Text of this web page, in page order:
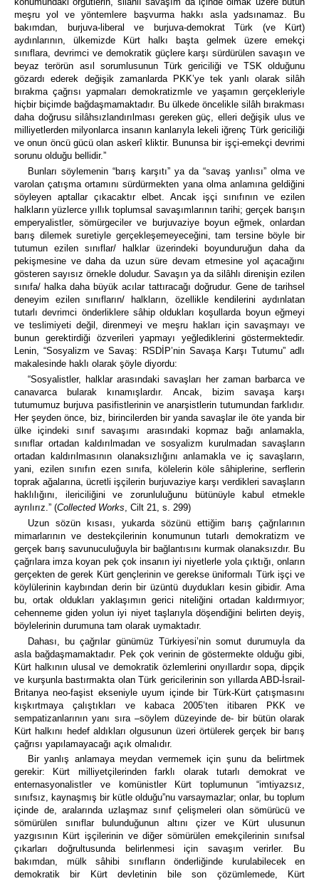
meşru yol ve yöntemlere başvurma hakkı asla yadsınamaz. Bu
bakımdan, burjuva-liberal ve burjuva-demokrat Türk (ve Kürt)
aydınlarının, ülkemizde Kürt halkı başta gelmek üzere emekçi
sınıflara, devrimci ve demokratik güçlere karşı sürdürülen savaşın ve
beyaz terörün asıl sorumlusunun Türk gericiliği ve TSK olduğunu
gözardı ederek değişik zamanlarda PKK’ye tek yanlı olarak silâh
bırakma çağrısı yapmaları demokratizmle ve yaşamın gerçekleriyle
hiçbir biçimde bağdaşmamaktadır. Bu ülkede öncelikle silâh bırakması
daha doğrusu silâhsızlandırılması gereken güç, elleri değişik ulus ve
milliyetlerden milyonlarca insanın kanlarıyla lekeli iğrenç Türk gericiliği
ve onun öncü gücü olan askerî kliktir. Bununsa bir işçi-emekçi devrimi
sorunu olduğu bellidir.”
Bunları söylemenin “barış karşıtı” ya da “savaş yanlısı” olma ve
varolan çatışma ortamını sürdürmekten yana olma anlamına geldiğini
söyleyen aptallar çıkacaktır elbet. Ancak işçi sınıfının ve ezilen
halkların yüzlerce yıllık toplumsal savaşımlarının tarihi; gerçek barışın
emperyalistler, sömürgeciler ve burjuvaziye boyun eğmek, onlardan
barış dilemek suretiyle gerçekleşemeyeceğini, tam tersine böyle bir
tutumun ezilen sınıflar/ halklar üzerindeki boyunduruğun daha da
pekişmesine ve daha da uzun süre devam etmesine yol açacağını
gösteren sayısız örnekle doludur. Savaşın ya da silâhlı direnişin ezilen
sınıfa/ halka daha büyük acılar tattıracağı doğrudur. Gene de tarihsel
deneyim ezilen sınıfların/ halkların, özellikle kendilerini aydınlatan
tutarlı devrimci önderliklere sâhip oldukları koşullarda boyun eğmeyi
ve teslimiyeti değil, direnmeyi ve meşru hakları için savaşmayı ve
bunun gerektirdiği özverileri yapmayı yeğlediklerini göstermektedir.
Lenin, “Sosyalizm ve Savaş: RSDİP’nin Savaşa Karşı Tutumu” adlı
makalesinde haklı olarak şöyle diyordu:
“Sosyalistler, halklar arasındaki savaşları her zaman barbarca ve
canavarca bularak kınamışlardır. Ancak, bizim savaşa karşı
tutumumuz burjuva pasifistlerinin ve anarşistlerin tutumundan farklıdır.
Her şeyden önce, biz, birincilerden bir yanda savaşlar ile öte yanda bir
ülke içindeki sınıf savaşımı arasındaki kopmaz bağı anlamakla,
sınıflar ortadan kaldırılmadan ve sosyalizm kurulmadan savaşların
ortadan kaldırılmasının olanaksızlığını anlamakla ve iç savaşların,
yani, ezilen sınıfın ezen sınıfa, kölelerin köle sâhiplerine, serflerin
toprak ağalarına, ücretli işçilerin burjuvaziye karşı verdikleri savaşların
haklılığını, ilericiliğini ve zorunluluğunu bütünüyle kabul etmekle
ayrılırız.” (Collected Works , Cilt 21, s. 299)
Uzun sözün kısası, yukarda sözünü ettiğim barış çağrılarının
mimarlarının ve destekçilerinin konumunun tutarlı demokratizm ve
gerçek barış savunuculuğuyla bir bağlantısını kurmak olanaksızdır. Bu
çağrılara imza koyan pek çok insanın iyi niyetlerle yola çıktığı, onların
gerçekten de gerek Kürt gençlerinin ve gerekse üniformalı Türk işçi ve
köylülerinin kaybından derin bir üzüntü duydukları kesin gibidir. Ama
bu, ortak oldukları yaklaşımın gerici niteliğini ortadan kaldırmıyor;
cehenneme giden yolun iyi niyet taşlarıyla döşendiğini belirten deyiş,
böylelerinin durumuna tam olarak uymaktadır.
Dahası, bu çağrılar günümüz Türkiyesi’nin somut durumuyla da
asla bağdaşmamaktadır. Pek çok verinin de göstermekte olduğu gibi,
Kürt halkının ulusal ve demokratik özlemlerini onyıllardır sopa, dipçik
ve kurşunla bastırmakta olan Türk gericilerinin son yıllarda ABD-İsrail-
Britanya neo-faşist ekseniyle uyum içinde bir Türk-Kürt çatışmasını
kışkırtmaya çalıştıkları ve kabaca 2005’ten itibaren PKK ve
sempatizanlarının yanı sıra –söylem düzeyinde de- bir bütün olarak
Kürt halkını hedef aldıkları olgusunun üzeri örtülerek gerçek bir barış
çağrısı yapılamayacağı açık olmalıdır.
Bir yanlış anlamaya meydan vermemek için şunu da belirtmek
gerekir: Kürt milliyetçilerinden farklı olarak tutarlı demokrat ve
enternasyonalistler ve komünistler Kürt toplumunun “imtiyazsız,
sınıfsız, kaynaşmış bir kütle olduğu”nu varsaymazlar; onlar, bu toplum
içinde de, aralarında uzlaşmaz sınıf çelişmeleri olan sömürücü ve
sömürülen sınıflar bulunduğunun altını çizer ve Kürt ulusunun
yazgısının Kürt işçilerinin ve diğer sömürülen emekçilerinin sınıfsal
çıkarları doğrultusunda belirlenmesi için savaşım verirler. Bu
bakımdan, mülk sâhibi sınıfların önderliğinde kurulabilecek en
demokratik bir Kürt devletinin bile son çözümlemede, Kürt